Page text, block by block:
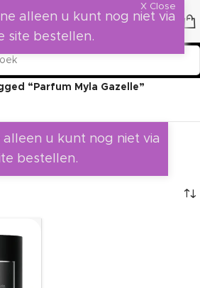
“Parfum Myla Gazelle”
alleen u kunt nog niet via
bestellen.
X Close
alleen u kunt nog niet via
site bestellen.